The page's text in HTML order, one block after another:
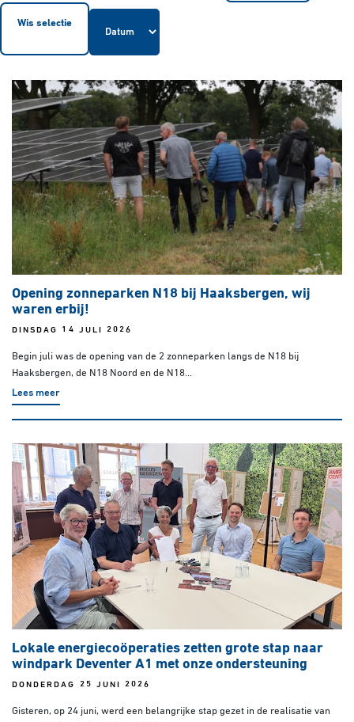
Wis selectie
Opening zonneparken N18 bij Haaksbergen, wij
waren erbij!
DINSDAG 14 JULI 2026
Begin juli was de opening van de 2 zonneparken langs de N18 bij
Haaksbergen, de N18 Noord en de N18...
Lees meer
Lokale energiecoöperaties zetten grote stap naar
windpark Deventer A1 met onze ondersteuning
DONDERDAG 25 JUNI 2026
Gisteren, op 24 juni, werd een belangrijke stap gezet in de realisatie van